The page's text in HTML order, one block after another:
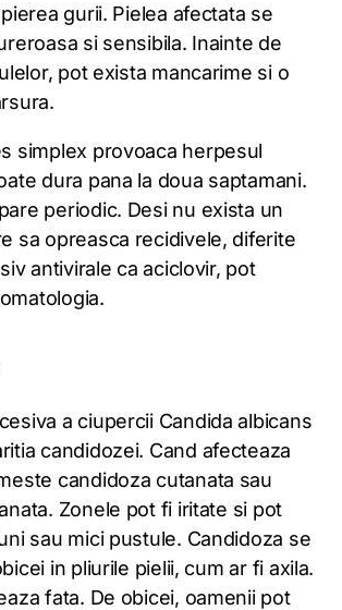
gurii. Pielea afectata se
si sensibila. Inainte de
pot exista mancarime si o
simplex provoaca herpesul
dura pana la doua saptamani.
periodic. Desi nu exista un
sa opreasca recidivele, diferite
antivirale ca aciclovir, pot
a ciupercii Candida albicans
candidozei. Cand afecteaza
candidoza cutanata sau
Zonele pot fi iritate si pot
sau mici pustule. Candidoza se
in pliurile pielii, cum ar fi axila.
fata. De obicei, oamenii pot